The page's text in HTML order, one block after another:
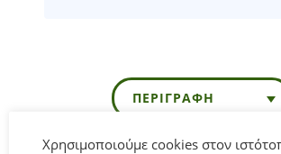
ΠΕΡΙΓΡΑΦΉ
Χρησιμοποιούμε cookies στον